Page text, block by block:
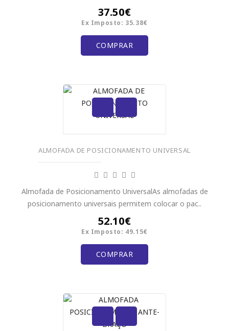
37.50€
Ex Imposto: 35.38€
COMPRAR
ALMOFADA DE POSICIONAMENTO UNIVERSAL
Almofada de Posicionamento UniversalAs almofadas de
posicionamento universais permitem colocar o pac..
52.10€
Ex Imposto: 49.15€
COMPRAR